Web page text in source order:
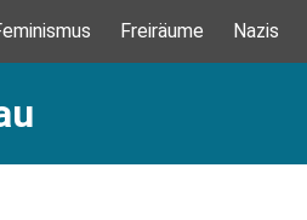
Freiräume Nazis